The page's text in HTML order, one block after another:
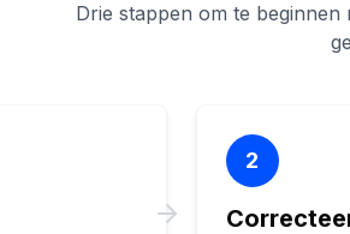
Drie stappen om te
2